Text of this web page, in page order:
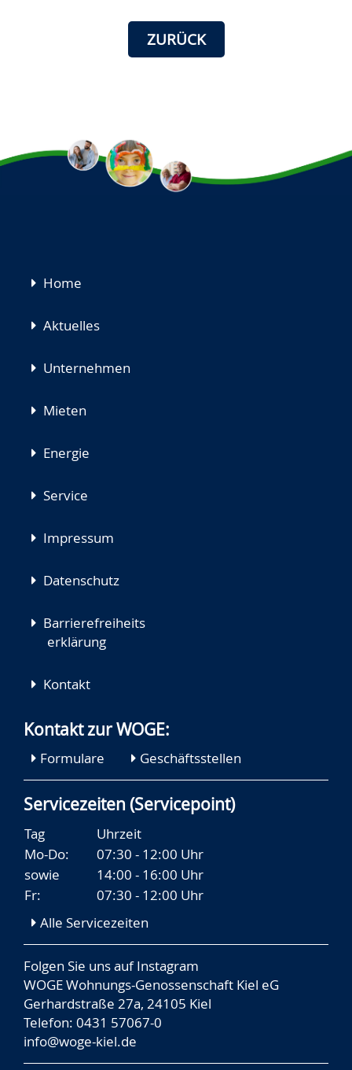
ZURÜCK
Navigation
Home
Aktuelles
Unternehmen
Mieten
Energie
Service
Impressum
Datenschutz
Barrierefreiheits
erklärung
Kontakt
Kontakt zur WOGE:
Formulare Geschäftsstellen
Servicezeiten (Servicepoint)
Tag
Uhrzeit
Mo-Do:
07:30 - 12:00 Uhr
sowie
14:00 - 16:00 Uhr
Fr:
07:30 - 12:00 Uhr
Alle Servicezeiten
Folgen Sie uns aufInstagram
WOGE Wohnungs-Genossenschaft Kiel eG
Gerhardstraße 27a, 24105 Kiel
Telefon: 0431 57067-0
info@woge-kiel.de